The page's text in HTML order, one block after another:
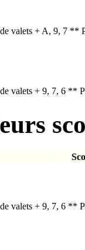
valets + A, 9, 7
valets + 9, 7, 6 **
valets + 9, 7, 6 **